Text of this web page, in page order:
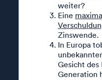
weiter?
Eine
Zinswende.
In Europa
Gesicht des
Generation